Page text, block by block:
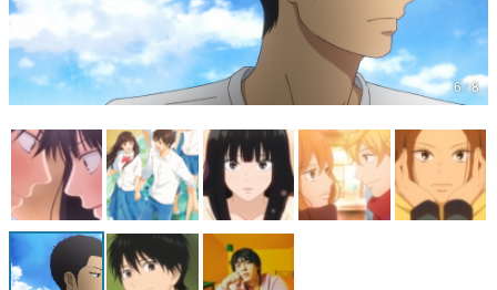
その他
電ファミニコゲーマーとは？
運営：株式会社マレ
6 / 8